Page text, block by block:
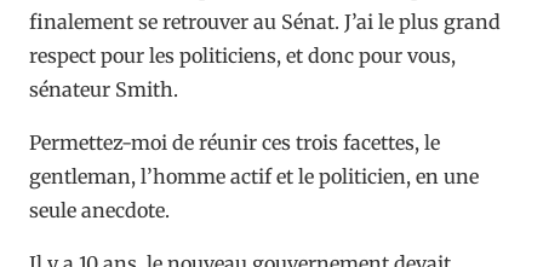
finalement se retrouver au Sénat. J’ai le plus grand
respect pour les politiciens, et donc pour vous,
sénateur Smith.
Permettez-moi de réunir ces trois facettes, le
gentleman, l’homme actif et le politicien, en une
seule anecdote.